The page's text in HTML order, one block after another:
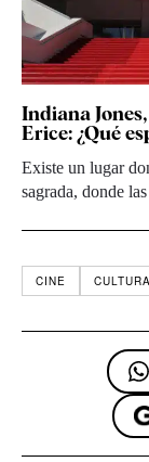
Indiana
Erice: ¿Qué
Existe un lugar
sagrada, donde
CINE CULTURA